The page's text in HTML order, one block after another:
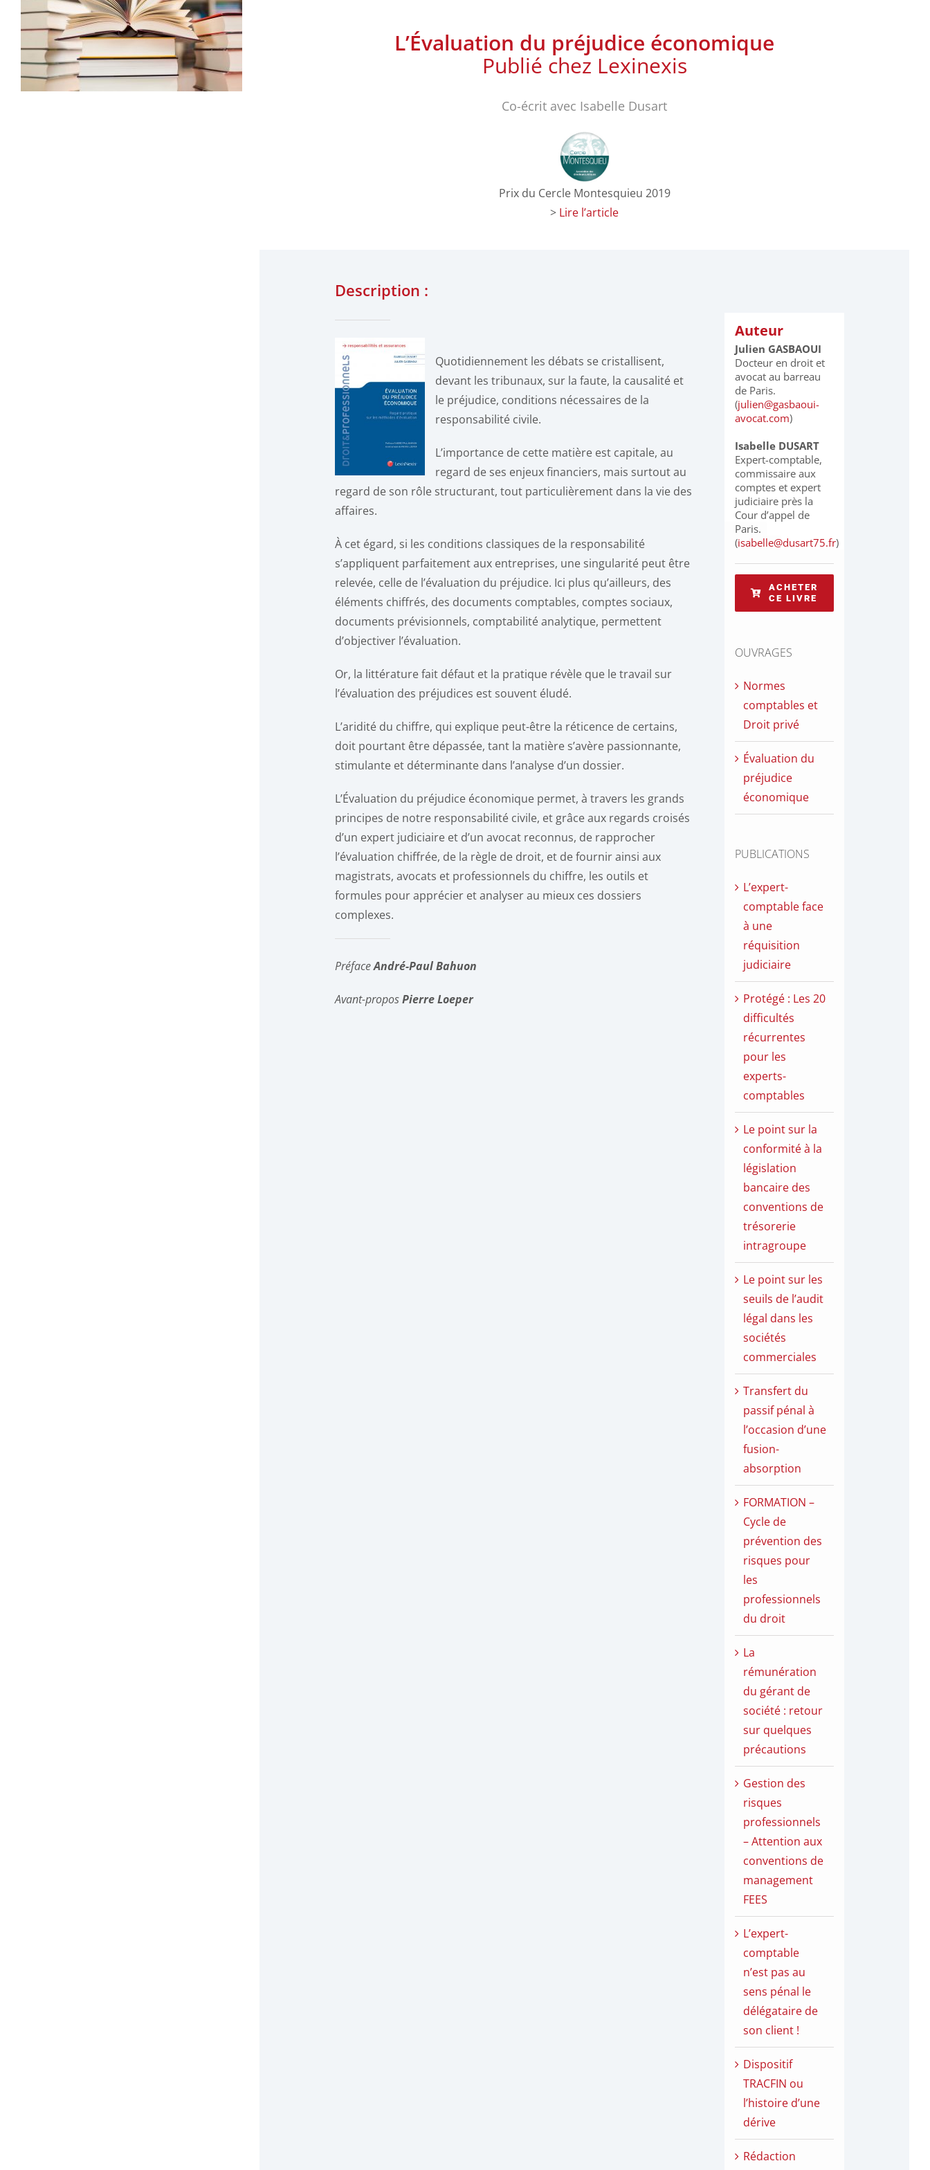
L’Évaluation du préjudice économique
Publié chez Lexinexis
Co-écrit avec Isabelle Dusart
Prix du Cercle Montesquieu 2019
> Lire l’article
Description :
Quotidiennement les débats se cristallisent,
devant les tribunaux, sur la faute, la causalité et
le préjudice, conditions nécessaires de la
responsabilité civile.
L’importance de cette matière est capitale, au
regard de ses enjeux financiers, mais surtout au
regard de son rôle structurant, tout particulièrement dans la vie des
affaires.
À cet égard, si les conditions classiques de la responsabilité
s’appliquent parfaitement aux entreprises, une singularité peut être
relevée, celle de l’évaluation du préjudice. Ici plus qu’ailleurs, des
éléments chiffrés, des documents comptables, comptes sociaux,
documents prévisionnels, comptabilité analytique, permettent
d’objectiver l’évaluation.
Or, la littérature fait défaut et la pratique révèle que le travail sur
l’évaluation des préjudices est souvent éludé.
L’aridité du chiffre, qui explique peut-être la réticence de certains,
doit pourtant être dépassée, tant la matière s’avère passionnante,
stimulante et déterminante dans l’analyse d’un dossier.
L’Évaluation du préjudice économique permet, à travers les grands
principes de notre responsabilité civile, et grâce aux regards croisés
d’un expert judiciaire et d’un avocat reconnus, de rapprocher
l’évaluation chiffrée, de la règle de droit, et de fournir ainsi aux
magistrats, avocats et professionnels du chiffre, les outils et
formules pour apprécier et analyser au mieux ces dossiers
complexes.
PréfaceAndré-Paul Bahuon
Avant-proposPierre Loeper
Auteur
Julien GASBAOUI
Docteur en droit et
avocat au barreau
de Paris.
(julien@gasbaoui-
avocat.com)
Isabelle DUSART
Expert-comptable,
commissaire aux
comptes et expert
judiciaire près la
Cour d’appel de
Paris.
(isabelle@dusart75.fr)
ACHETER
CE LIVRE
OUVRAGES
Normes
comptables et
Droit privé
Évaluation du
préjudice
économique
PUBLICATIONS
L’expert-
comptable face
à une
réquisition
judiciaire
Protégé : Les 20
difficultés
récurrentes
pour les
experts-
comptables
Le point sur la
conformité à la
législation
bancaire des
conventions de
trésorerie
intragroupe
Le point sur les
seuils de l’audit
légal dans les
sociétés
commerciales
Transfert du
passif pénal à
l’occasion d’une
fusion-
absorption
FORMATION –
Cycle de
prévention des
risques pour
les
professionnels
du droit
La
rémunération
du gérant de
société : retour
sur quelques
précautions
Gestion des
risques
professionnels
– Attention aux
conventions de
management
FEES
L’expert-
comptable
n’est pas au
sens pénal le
délégataire de
son client !
Dispositif
TRACFIN ou
l’histoire d’une
dérive
Rédaction